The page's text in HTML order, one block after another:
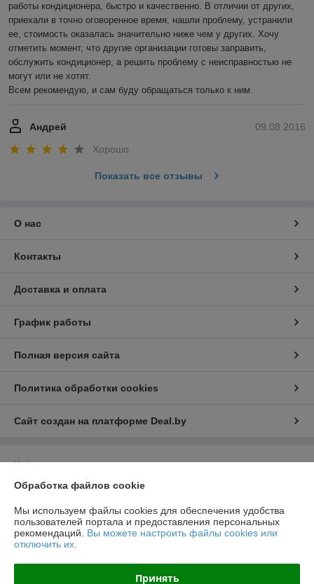
работы кондиционера, быстро и качественно. В отличии от других,
приехали в точно оговоренное время, нашли проблему, устранили
ее, стоимость оказалась значительно ниже чем у других. Хочу
отметить момент, что другие организации готовы заправить,
обслужить кондиционер, а решить проблему с неисправностью не
могут или не хотят.
Всем рекомендую, и сам буду обращаться только к ним.
09.08.2016
Андрей
Хорошо
Показать все отзывы
О нас
Контакты
Доставка и оплата
График работы
Полная версия сайта
Политика обработки cookies
Сайт создан на платформе Deal.by
Информация для покупателя
Юридическое лицо:ООО "ВентДеталь"
Регистрационный номер ЕГР: 591032672
УНП: 591032672
Регистрационный орган: Гродненский городской исполнительный
Обработка файлов cookie
Мы используем файлы cookies для обеспечения удобства
пользователей портала и предоставления персональных
рекомендаций. Вы можете настроить файлы cookies или
отключить их.
Принять